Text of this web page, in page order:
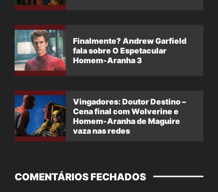
Finalmente? Andrew Garfield
fala sobre O Espetacular
Homem-Aranha 3
Vingadores: Doutor Destino –
Cena final com Wolverine e
Homem-Aranha de Maguire
vaza nas redes
COMENTÁRIOS FECHADOS